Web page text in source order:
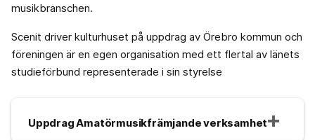
musikbranschen.
Scenit driver kulturhuset på uppdrag av Örebro kommun och
föreningen är en egen organisation med ett flertal av länets
studieförbund representerade i sin styrelse
Uppdrag Amatörmusikfrämjande verksamhet